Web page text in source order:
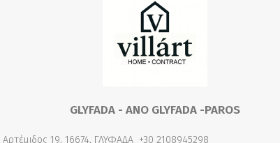
GLYFADA - ANO GLYFADA -PAROS
Αρτέμιδος 19, 16674, ΓΛΥΦΑΔΑ +30 2108945298